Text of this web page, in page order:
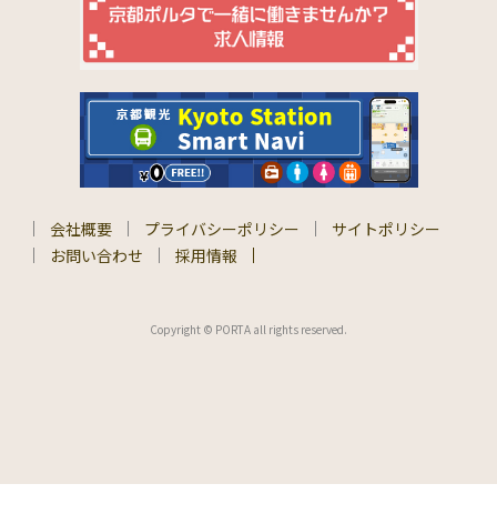
会社概要 プライバシーポリシー
サイトポリシー
お問い合わせ
採用情報
Copyright © PORTA all rights reserved.